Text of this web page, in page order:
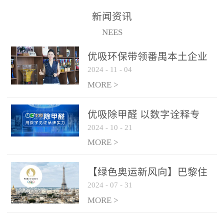
保施工日期：2020年1月珠
（及各出入境边防检查
新闻资讯
NEES
优吸环保带领番禺本​土企业
勇敢破局向“新”
2024 - 11 - 04
MORE >
优吸除甲醛 以数字诠释专
业，尽显除醛品牌实力！
2024 - 10 - 21
MORE >
【绿色奥运新风向】巴黎住
宿风波：优吸环保共建健康
绿色家居
2024 - 07 - 31
MORE >